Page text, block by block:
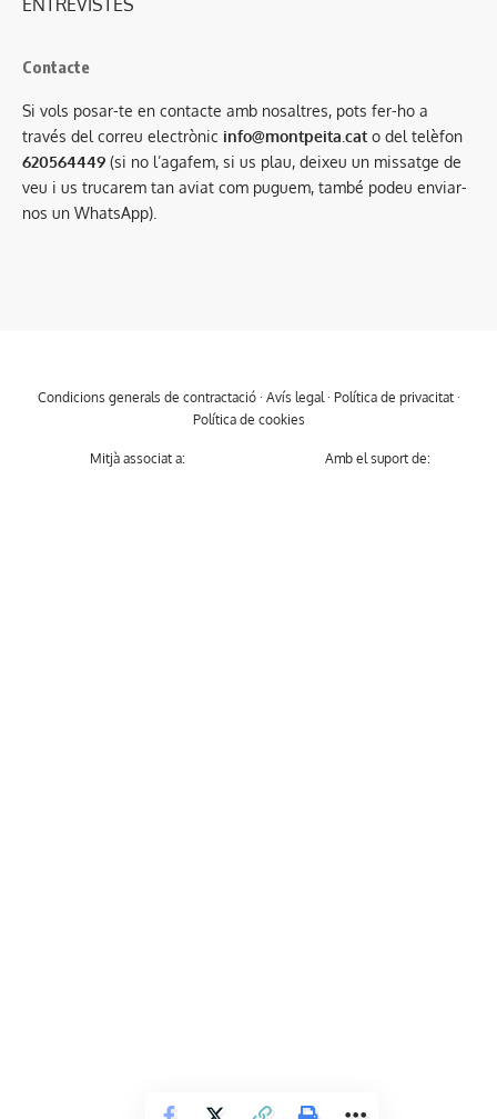
Contacte
Si vols posar-te en contacte amb nosaltres, pots fer-ho a
través del correu electrònic info@montpeita.cat o del telèfon
620564449 (si no l’agafem, si us plau, deixeu un missatge de
veu i us trucarem tan aviat com puguem, també podeu enviar-
nos un WhatsApp).
Condicions generals de contractació· Avís legal · Política de privacitat·
Política de cookies
Mitjà associat a: Amb el suport de: